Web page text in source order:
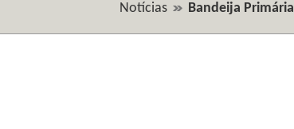
Notícias Bandeija Primária